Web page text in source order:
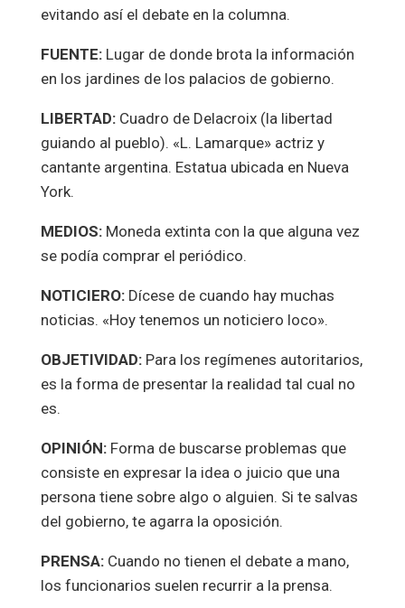
evitando así el debate en la columna.
FUENTE:Lugar de donde brota la información
en los jardines de los palacios de gobierno.
LIBERTAD:Cuadro de Delacroix (la libertad
guiando al pueblo). «L. Lamarque» actriz y
cantante argentina. Estatua ubicada en Nueva
York.
MEDIOS:Moneda extinta con la que alguna vez
se podía comprar el periódico.
NOTICIERO:Dícese de cuando hay muchas
noticias. «Hoy tenemos un noticiero loco».
OBJETIVIDAD:Para los regímenes autoritarios,
es la forma de presentar la realidad tal cual no
es.
OPINIÓN:Forma de buscarse problemas que
consiste en expresar la idea o juicio que una
persona tiene sobre algo o alguien. Si te salvas
del gobierno, te agarra la oposición.
PRENSA:Cuando no tienen el debate a mano,
los funcionarios suelen recurrir a la prensa.